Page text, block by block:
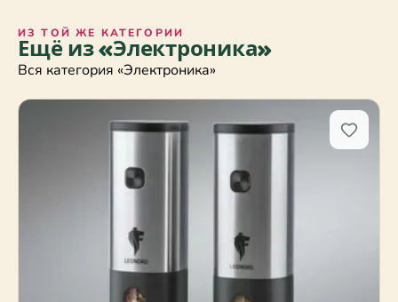
ИЗ ТОЙ ЖЕ КАТЕГОРИИ
Ещё из «Электроника»
Вся категория «Электроника»